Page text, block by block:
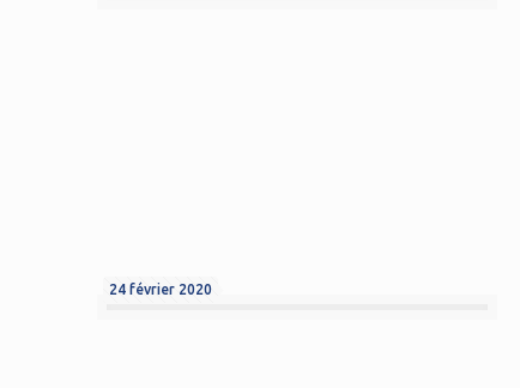
24 février 2020